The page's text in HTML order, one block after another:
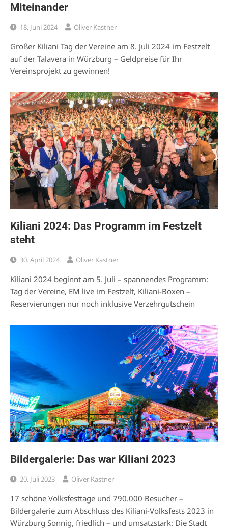
Miteinander
18. Juni 2024 Oliver Kastner
Großer Kiliani Tag der Vereine am 8. Juli 2024 im Festzelt
auf der Talavera in Würzburg – Geldpreise für Ihr
Vereinsprojekt zu gewinnen!
Kiliani 2024: Das Programm im Festzelt
steht
30. April 2024 Oliver Kastner
Kiliani 2024 beginnt am 5. Juli – spannendes Programm:
Tag der Vereine, EM live im Festzelt, Kiliani-Boxen –
Reservierungen nur noch inklusive Verzehrgutschein
Bildergalerie: Das war Kiliani 2023
20. Juli 2023 Oliver Kastner
17 schöne Volksfesttage und 790.000 Besucher –
Bildergalerie zum Abschluss des Kiliani-Volksfests 2023 in
Würzburg Sonnig, friedlich – und umsatzstark: Die Stadt